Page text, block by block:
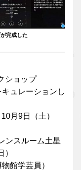
完成した
ショップ
ュレーションし
月9日（土）
ンスルーム土星
館学芸員）